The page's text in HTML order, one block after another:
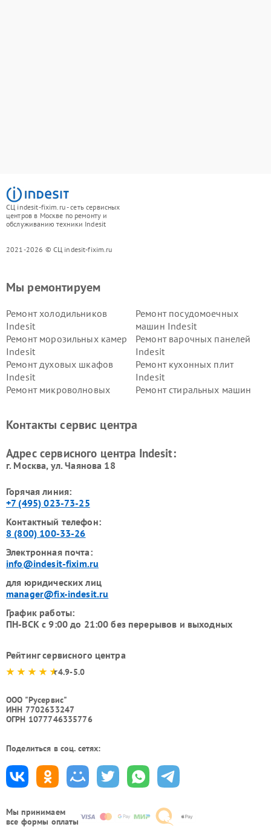
СЦ indesit-fixim.ru - сеть сервисных
центров в Москве по ремонту и
обслуживанию техники Indesit
2021-2026 © СЦ indesit-fixim.ru
Мы принимаем
все формы оплаты
Мы ремонтируем
Ремонт холодильников
Indesit
Ремонт посудомоечных
машин Indesit
Ремонт морозильных камер
Indesit
Ремонт варочных панелей
Indesit
Ремонт духовых шкафов
Indesit
Ремонт кухонных плит
Indesit
Ремонт микроволновых
Ремонт стиральных машин
Indesit
Indesit
Контакты сервис центра
Адрес сервисного центра Indesit:
г. Москва, ул. Чаянова 18
Горячая линия:
+7 (495) 023-73-25
Контактный телефон:
8 (800) 100-33-26
Электронная почта:
info@indesit-fixim.ru
для юридических лиц
manager@fix-indesit.ru
График работы:
ПН-ВСК с 9:00 до 21:00 без перерывов и выходных
Рейтинг сервисного центра
4.9-5.0
ООО "Русервис"
ИНН 7702633247
ОГРН 1077746335776
Поделиться в соц. сетях: